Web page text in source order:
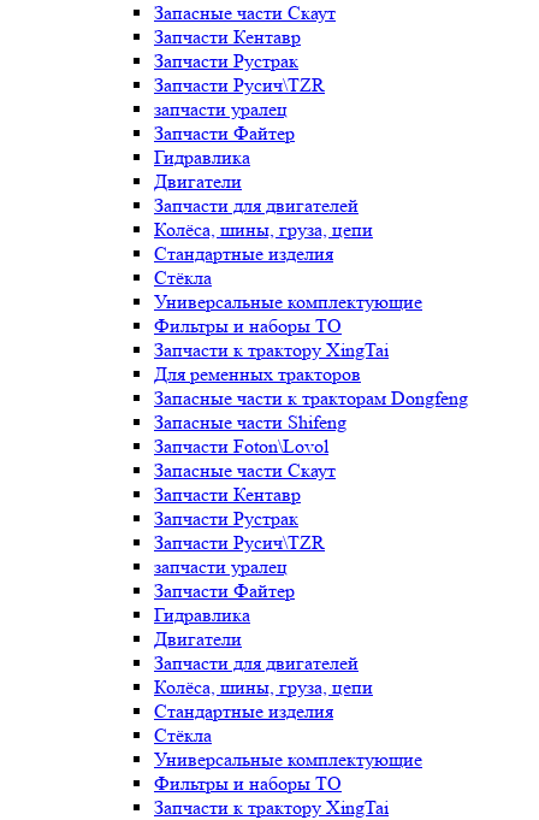
Запасные части Скаут
Запчасти Кентавр
Запчасти Рустрак
Запчасти Русич\TZR
запчасти уралец
Запчасти Файтер
Гидравлика
Двигатели
Запчасти для двигателей
Колёса, шины, груза, цепи
Стандартные изделия
Стёкла
Универсальные комплектующие
Фильтры и наборы ТО
Запчасти к трактору XingTai
Для ременных тракторов
Запасные части к тракторам Dongfeng
Запасные части Shifeng
Запчасти Foton\Lovol
Запасные части Скаут
Запчасти Кентавр
Запчасти Рустрак
Запчасти Русич\TZR
запчасти уралец
Запчасти Файтер
Гидравлика
Двигатели
Запчасти для двигателей
Колёса, шины, груза, цепи
Стандартные изделия
Стёкла
Универсальные комплектующие
Фильтры и наборы ТО
Запчасти к трактору XingTai